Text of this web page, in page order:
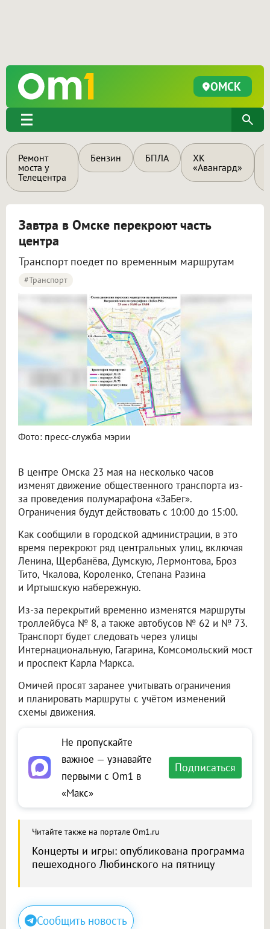
ОМСК
Ремонт
моста у
Телецентра
Бензин БПЛА
ХК
«Авангард»
Завтра в Омске перекроют часть
центра
Транспорт поедет по временным маршрутам
#Транспорт
Фото: пресс-служба мэрии
В центре Омска 23 мая на несколько часов
изменят движение общественного транспорта из-
за проведения полумарафона «ЗаБег».
Ограничения будут действовать с 10:00 до 15:00.
Как сообщили в городской администрации, в это
время перекроют ряд центральных улиц, включая
Ленина, Щербанёва, Думскую, Лермонтова, Броз
Тито, Чкалова, Короленко, Степана Разина
и Иртышскую набережную.
Из-за перекрытий временно изменятся маршруты
троллейбуса № 8, а также автобусов № 62 и № 73.
Транспорт будет следовать через улицы
Интернациональную, Гагарина, Комсомольский мост
и проспект Карла Маркса.
Омичей просят заранее учитывать ограничения
и планировать маршруты с учётом изменений
схемы движения.
Не пропускайте
важное — узнавайте
первыми с Om1 в
«Макс»
Подписаться
Читайте также на портале Om1.ru
Концерты и игры: опубликована программа
пешеходного Любинского на пятницу
Сообщить новость